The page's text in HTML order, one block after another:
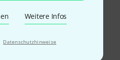
Weitere Infos
Datenschutzhinweise